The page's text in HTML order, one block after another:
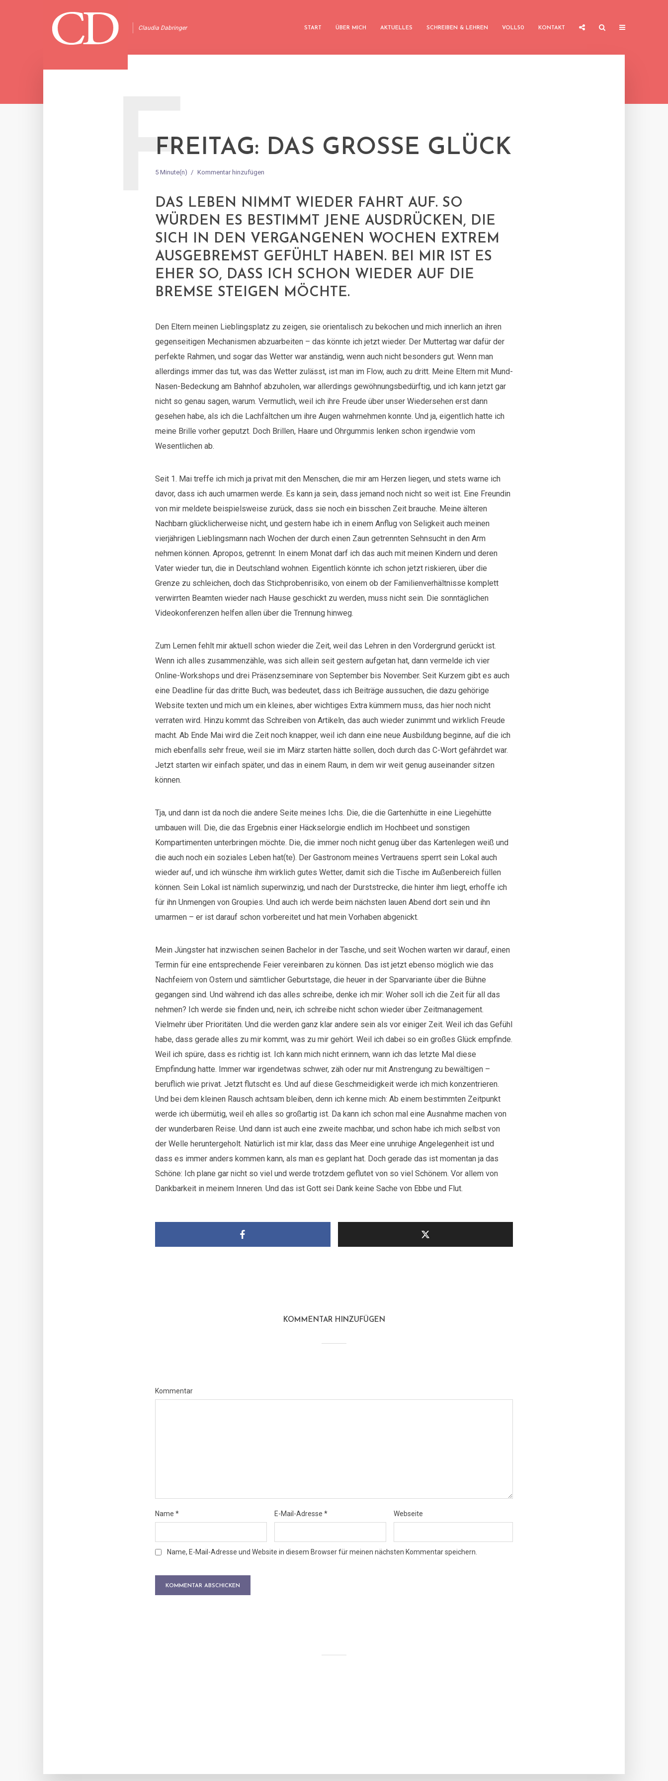
Claudia Dabringer START ÜBER MICH AKTUELLES SCHREIBEN & LEHREN VOLL50 KONTAKT
FREITAG: DAS GROSSE GLÜCK
5 Minute(n) Kommentar hinzufügen
F
DAS LEBEN NIMMT WIEDER FAHRT AUF. SO
WÜRDEN ES BESTIMMT JENE AUSDRÜCKEN, DIE
SICH IN DEN VERGANGENEN WOCHEN EXTREM
AUSGEBREMST GEFÜHLT HABEN. BEI MIR IST ES
EHER SO, DASS ICH SCHON WIEDER AUF DIE
BREMSE STEIGEN MÖCHTE.
Den Eltern meinen Lieblingsplatz zu zeigen, sie orientalisch zu bekochen und mich innerlich an ihren
gegenseitigen Mechanismen abzuarbeiten – das könnte ich jetzt wieder. Der Muttertag war dafür der
perfekte Rahmen, und sogar das Wetter war anständig, wenn auch nicht besonders gut. Wenn man
allerdings immer das tut, was das Wetter zulässt, ist man im Flow, auch zu dritt. Meine Eltern mit Mund-
Nasen-Bedeckung am Bahnhof abzuholen, war allerdings gewöhnungsbedürftig, und ich kann jetzt gar
nicht so genau sagen, warum. Vermutlich, weil ich ihre Freude über unser Wiedersehen erst dann
gesehen habe, als ich die Lachfältchen um ihre Augen wahrnehmen konnte. Und ja, eigentlich hatte ich
meine Brille vorher geputzt. Doch Brillen, Haare und Ohrgummis lenken schon irgendwie vom
Wesentlichen ab.
Seit 1. Mai treffe ich mich ja privat mit den Menschen, die mir am Herzen liegen, und stets warne ich
davor, dass ich auch umarmen werde. Es kann ja sein, dass jemand noch nicht so weit ist. Eine Freundin
von mir meldete beispielsweise zurück, dass sie noch ein bisschen Zeit brauche. Meine älteren
Nachbarn glücklicherweise nicht, und gestern habe ich in einem Anflug von Seligkeit auch meinen
vierjährigen Lieblingsmann nach Wochen der durch einen Zaun getrennten Sehnsucht in den Arm
nehmen können. Apropos, getrennt: In einem Monat darf ich das auch mit meinen Kindern und deren
Vater wieder tun, die in Deutschland wohnen. Eigentlich könnte ich schon jetzt riskieren, über die
Grenze zu schleichen, doch das Stichprobenrisiko, von einem ob der Familienverhältnisse komplett
verwirrten Beamten wieder nach Hause geschickt zu werden, muss nicht sein. Die sonntäglichen
Videokonferenzen helfen allen über die Trennung hinweg.
Zum Lernen fehlt mir aktuell schon wieder die Zeit, weil das Lehren in den Vordergrund gerückt ist.
Wenn ich alles zusammenzähle, was sich allein seit gestern aufgetan hat, dann vermelde ich vier
Online-Workshops und drei Präsenzseminare von September bis November. Seit Kurzem gibt es auch
eine Deadline für das dritte Buch, was bedeutet, dass ich Beiträge aussuchen, die dazu gehörige
Website texten und mich um ein kleines, aber wichtiges Extra kümmern muss, das hier noch nicht
verraten wird. Hinzu kommt das Schreiben von Artikeln, das auch wieder zunimmt und wirklich Freude
macht. Ab Ende Mai wird die Zeit noch knapper, weil ich dann eine neue Ausbildung beginne, auf die ich
mich ebenfalls sehr freue, weil sie im März starten hätte sollen, doch durch das C-Wort gefährdet war.
Jetzt starten wir einfach später, und das in einem Raum, in dem wir weit genug auseinander sitzen
können.
Tja, und dann ist da noch die andere Seite meines Ichs. Die, die die Gartenhütte in eine Liegehütte
umbauen will. Die, die das Ergebnis einer Häckselorgie endlich im Hochbeet und sonstigen
Kompartimenten unterbringen möchte. Die, die immer noch nicht genug über das Kartenlegen weiß und
die auch noch ein soziales Leben hat(te). Der Gastronom meines Vertrauens sperrt sein Lokal auch
wieder auf, und ich wünsche ihm wirklich gutes Wetter, damit sich die Tische im Außenbereich füllen
können. Sein Lokal ist nämlich superwinzig, und nach der Durststrecke, die hinter ihm liegt, erhoffe ich
für ihn Unmengen von Groupies. Und auch ich werde beim nächsten lauen Abend dort sein und ihn
umarmen – er ist darauf schon vorbereitet und hat mein Vorhaben abgenickt.
Mein Jüngster hat inzwischen seinen Bachelor in der Tasche, und seit Wochen warten wir darauf, einen
Termin für eine entsprechende Feier vereinbaren zu können. Das ist jetzt ebenso möglich wie das
Nachfeiern von Ostern und sämtlicher Geburtstage, die heuer in der Sparvariante über die Bühne
gegangen sind. Und während ich das alles schreibe, denke ich mir: Woher soll ich die Zeit für all das
nehmen? Ich werde sie finden und, nein, ich schreibe nicht schon wieder über Zeitmanagement.
Vielmehr über Prioritäten. Und die werden ganz klar andere sein als vor einiger Zeit. Weil ich das Gefühl
habe, dass gerade alles zu mir kommt, was zu mir gehört. Weil ich dabei so ein großes Glück empfinde.
Weil ich spüre, dass es richtig ist. Ich kann mich nicht erinnern, wann ich das letzte Mal diese
Empfindung hatte. Immer war irgendetwas schwer, zäh oder nur mit Anstrengung zu bewältigen –
beruflich wie privat. Jetzt flutscht es. Und auf diese Geschmeidigkeit werde ich mich konzentrieren.
Und bei dem kleinen Rausch achtsam bleiben, denn ich kenne mich: Ab einem bestimmten Zeitpunkt
werde ich übermütig, weil eh alles so großartig ist. Da kann ich schon mal eine Ausnahme machen von
der wunderbaren Reise. Und dann ist auch eine zweite machbar, und schon habe ich mich selbst von
der Welle heruntergeholt. Natürlich ist mir klar, dass das Meer eine unruhige Angelegenheit ist und
dass es immer anders kommen kann, als man es geplant hat. Doch gerade das ist momentan ja das
Schöne: Ich plane gar nicht so viel und werde trotzdem geflutet von so viel Schönem. Vor allem von
Dankbarkeit in meinem Inneren. Und das ist Gott sei Dank keine Sache von Ebbe und Flut.
KOMMENTAR HINZUFÜGEN
Kommentar
Name * E-Mail-Adresse * Webseite
Name, E-Mail-Adresse und Website in diesem Browser für meinen nächsten Kommentar speichern.